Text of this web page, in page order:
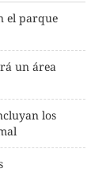
el parque
un área
los